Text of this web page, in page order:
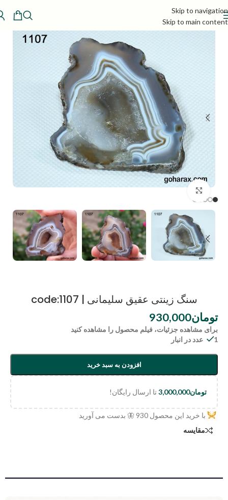
Skip to navigation
Skip to main content
سنگ زینتی عقیق سلیمانی | code:1107
تومان930,000
برای مشاهده جزئیات، فیلم محصول را مشاهده کنید
1 عدد در انبار
افزودن به سبد خرید
تومان3,000,000تا ارسال رایگان!
با خرید این محصول 930 🦋 بدست می آورید
مقایسه